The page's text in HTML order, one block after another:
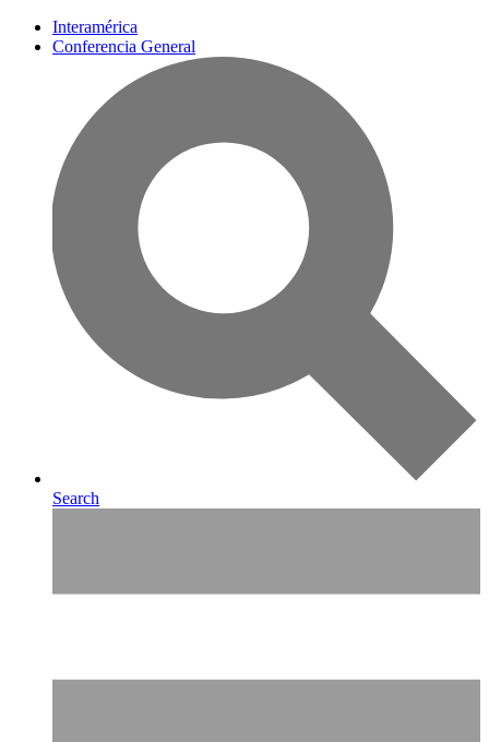
Interamérica
Conferencia General
Search